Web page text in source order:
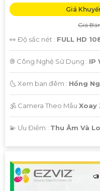
Giá
Giá
👀 Độ sắc nét : FULL HD
®️ Công Nghệ Sử Dụng : IP
🌜 Xem ban đêm : Hồng
🕉️ Camera Theo Mẫu Xoay
️💫 Ưu Điểm : Thu Âm Và